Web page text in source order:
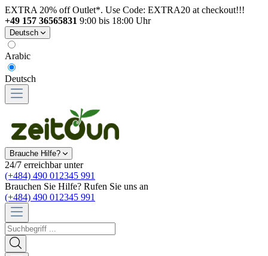
EXTRA 20% off Outlet*. Use Code: EXTRA20 at checkout!!!
+49 157 36565831 9:00 bis 18:00 Uhr
Deutsch
Arabic
Deutsch
Brauche Hilfe?
24/7 erreichbar unter
(+484) 490 012345 991
Brauchen Sie Hilfe? Rufen Sie uns an
(+484) 490 012345 991